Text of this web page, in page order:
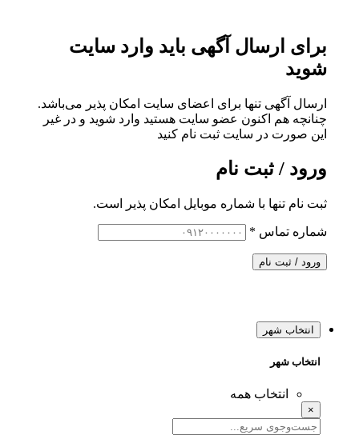
برای ارسال آگهی باید وارد سایت
شوید
ارسال آگهی تنها برای اعضای سایت امکان پذیر می‌باشد.
چنانچه هم‌ اکنون عضو سایت هستید وارد شوید و در غیر
این صورت در سایت ثبت نام کنید
ورود / ثبت نام
ثبت نام تنها با شماره موبایل امکان پذیر است.
شماره تماس *
ورود / ثبت نام
انتخاب شهر
انتخاب شهر
انتخاب همه
×